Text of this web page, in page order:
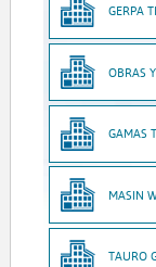
GERPA
OBRAS
GAMAS
MASIN
TAURO